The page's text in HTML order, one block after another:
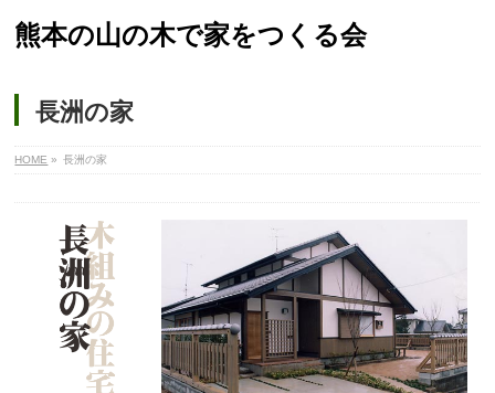
熊本の山の木で家をつくる会
長洲の家
HOME » 長洲の家